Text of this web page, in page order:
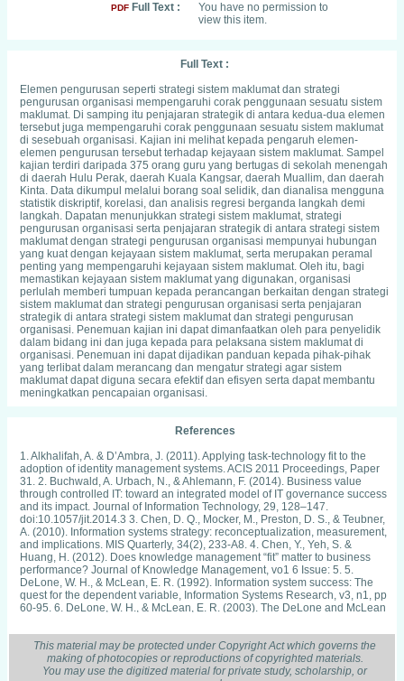
PDF Full Text :
You have no permission to
view this item.
Full Text :
Elemen pengurusan seperti strategi sistem maklumat dan strategi
pengurusan organisasi mempengaruhi corak penggunaan sesuatu sistem
maklumat. Di samping itu penjajaran strategik di antara kedua-dua elemen
tersebut juga mempengaruhi corak penggunaan sesuatu sistem maklumat
di sesebuah organisasi. Kajian ini melihat kepada pengaruh elemen-
elemen pengurusan tersebut terhadap kejayaan sistem maklumat. Sampel
kajian terdiri daripada 375 orang guru yang bertugas di sekolah menengah
di daerah Hulu Perak, daerah Kuala Kangsar, daerah Muallim, dan daerah
Kinta. Data dikumpul melalui borang soal selidik, dan dianalisa mengguna
statistik diskriptif, korelasi, dan analisis regresi berganda langkah demi
langkah. Dapatan menunjukkan strategi sistem maklumat, strategi
pengurusan organisasi serta penjajaran strategik di antara strategi sistem
maklumat dengan strategi pengurusan organisasi mempunyai hubungan
yang kuat dengan kejayaan sistem maklumat, serta merupakan peramal
penting yang mempengaruhi kejayaan sistem maklumat. Oleh itu, bagi
memastikan kejayaan sistem maklumat yang digunakan, organisasi
perlulah memberi tumpuan kepada perancangan berkaitan dengan strategi
sistem maklumat dan strategi pengurusan organisasi serta penjajaran
strategik di antara strategi sistem maklumat dan strategi pengurusan
organisasi. Penemuan kajian ini dapat dimanfaatkan oleh para penyelidik
dalam bidang ini dan juga kepada para pelaksana sistem maklumat di
organisasi. Penemuan ini dapat dijadikan panduan kepada pihak-pihak
yang terlibat dalam merancang dan mengatur strategi agar sistem
maklumat dapat diguna secara efektif dan efisyen serta dapat membantu
meningkatkan pencapaian organisasi.
References
1. Alkhalifah, A. & D’Ambra, J. (2011). Applying task-technology fit to the
adoption of identity management systems. ACIS 2011 Proceedings, Paper
31. 2. Buchwald, A. Urbach, N., & Ahlemann, F. (2014). Business value
through controlled IT: toward an integrated model of IT governance success
and its impact. Journal of Information Technology, 29, 128–147.
doi:10.1057/jit.2014.3 3. Chen, D. Q., Mocker, M., Preston, D. S., & Teubner,
A. (2010). Information systems strategy: reconceptualization, measurement,
and implications. MIS Quarterly, 34(2), 233-A8. 4. Chen, Y., Yeh, S. &
Huang, H. (2012). Does knowledge management “fit” matter to business
performance? Journal of Knowledge Management, vo1 6 Issue: 5. 5.
DeLone, W. H., & McLean, E. R. (1992). Information system success: The
quest for the dependent variable, Information Systems Research, v3, n1, pp
60-95. 6. DeLone, W. H., & McLean, E. R. (2003). The DeLone and McLean
Management Information Systems, spring, v19, n4, pp 9-30. 7. Ferreira, A.
A., & Kuniyoshi, M. S. (2015). Critical factors in the implementation process
of Integrated Management Systems. Journal of Information Systems and
Technology Management, 12(1), 145-164. doi:10.4301/S1807-
This material may be protected under Copyright Act which governs the
making of photocopies or reproductions of copyrighted materials.
You may use the digitized material for private study, scholarship, or